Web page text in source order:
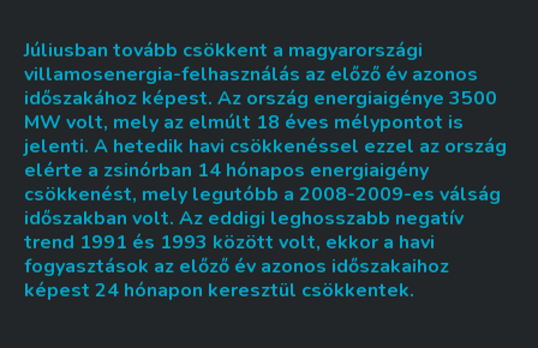
Júliusban tovább csökkent a magyarországi
villamosenergia-felhasználás az előző év azonos
időszakához képest. Az ország energiaigénye 3500
MW volt, mely az elmúlt 18 éves mélypontot is
jelenti. A hetedik havi csökkenéssel ezzel az ország
elérte a zsinórban 14 hónapos energiaigény
csökkenést, mely legutóbb a 2008-2009-es válság
időszakban volt. Az eddigi leghosszabb negatív
trend 1991 és 1993 között volt, ekkor a havi
fogyasztások az előző év azonos időszakaihoz
képest 24 hónapon keresztül csökkentek.